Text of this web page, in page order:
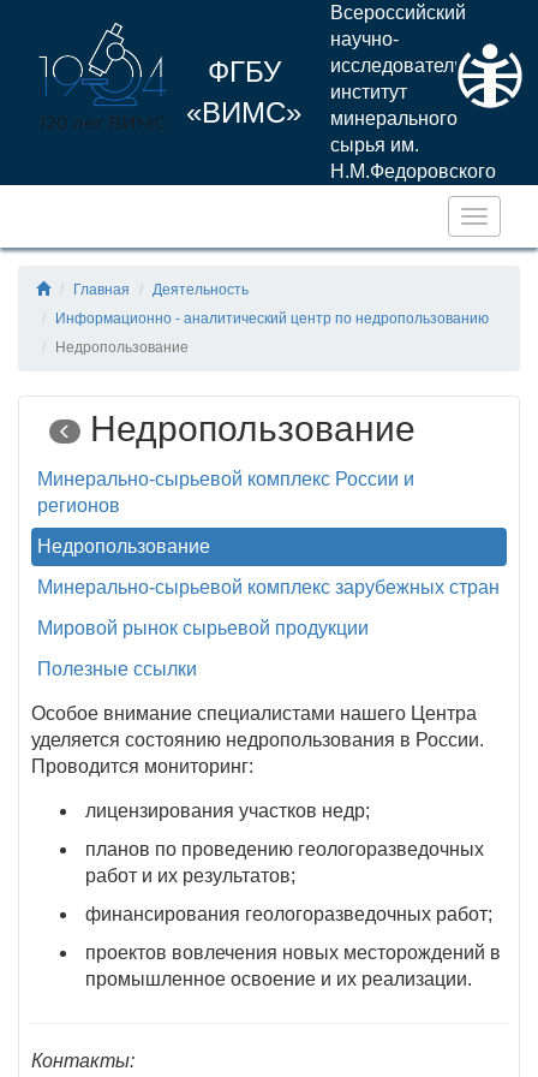
ФГБУ
«ВИМС»
Всероссийский
научно-
исследовательский
институт
минерального
сырья им.
Н.М.Федоровского
Главная
Деятельность
Информационно - аналитический центр по недропользованию
Недропользование
Недропользование
Минерально-сырьевой комплекс России и
регионов
Недропользование
Минерально-сырьевой комплекс зарубежных стран
Мировой рынок сырьевой продукции
Полезные ссылки
Особое внимание специалистами нашего Центра
уделяется состоянию недропользования в России.
Проводится мониторинг:
лицензирования участков недр;
планов по проведению геологоразведочных
работ и их результатов;
финансирования геологоразведочных работ;
проектов вовлечения новых месторождений в
промышленное освоение и их реализации.
Контакты: